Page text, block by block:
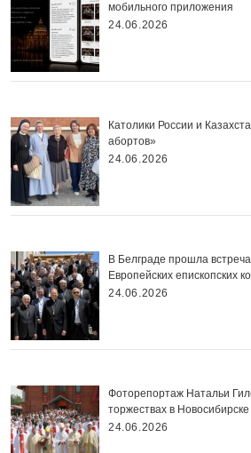
мобильного приложения
24.06.2026
Католики России и
абортов»
24.06.2026
В Белграде прошла
Европейских епископских
24.06.2026
Фоторепортаж Натальи
торжествах в Новосибирске
24.06.2026